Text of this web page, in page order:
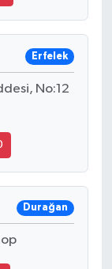
Erfelek
No:12
Durağan